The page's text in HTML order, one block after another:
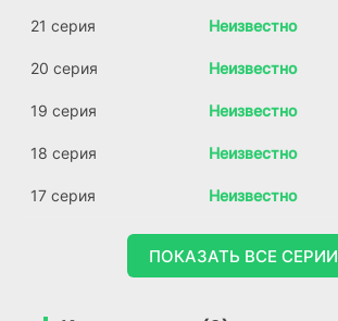
21 серия Неизвестно
20 серия Неизвестно
19 серия Неизвестно
18 серия Неизвестно
17 серия Неизвестно
ПОКАЗАТЬ ВСЕ СЕРИИ